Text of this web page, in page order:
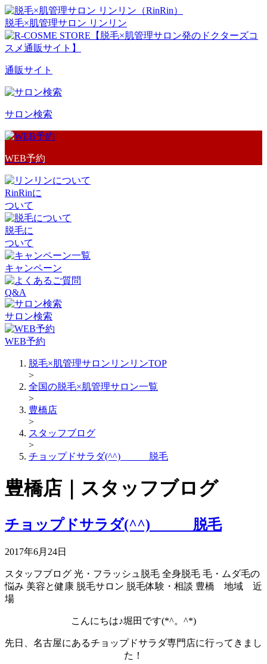
脱毛×肌管理サロン リンリン
通販サイト
サロン検索
WEB予約
RinRinに
ついて
脱毛に
ついて
キャンペーン
Q&A
サロン検索
WEB予約
脱毛×肌管理サロンリンリンTOP
>
全国の脱毛×肌管理サロン一覧
>
豊橋店
>
スタッフブログ
>
チョップドサラダ(^^) 脱毛
豊橋店｜スタッフブログ
チョップドサラダ(^^) 脱毛
2017年6月24日
スタッフブログ 光・フラッシュ脱毛 全身脱毛 毛・ムダ毛の
悩み 美容と健康 脱毛サロン 脱毛体験・相談 豊橋 地域 近
場
こんにちは♪堀田です(*^。^*)
先日、名古屋にあるチョップドサラダ専門店に行ってきまし
た！